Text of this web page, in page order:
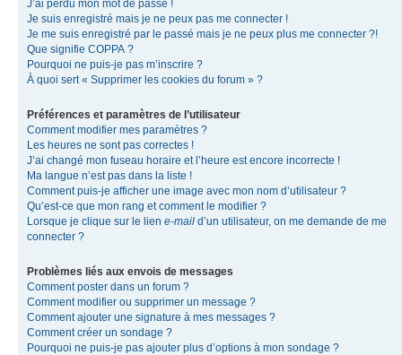
J’ai perdu mon mot de passe !
Je suis enregistré mais je ne peux pas me connecter !
Je me suis enregistré par le passé mais je ne peux plus me connecter ?!
Que signifie COPPA ?
Pourquoi ne puis-je pas m’inscrire ?
À quoi sert « Supprimer les cookies du forum » ?
Préférences et paramètres de l’utilisateur
Comment modifier mes paramètres ?
Les heures ne sont pas correctes !
J’ai changé mon fuseau horaire et l’heure est encore incorrecte !
Ma langue n’est pas dans la liste !
Comment puis-je afficher une image avec mon nom d’utilisateur ?
Qu’est-ce que mon rang et comment le modifier ?
Lorsque je clique sur le lien e-mail d’un utilisateur, on me demande de me
connecter ?
Problèmes liés aux envois de messages
Comment poster dans un forum ?
Comment modifier ou supprimer un message ?
Comment ajouter une signature à mes messages ?
Comment créer un sondage ?
Pourquoi ne puis-je pas ajouter plus d’options à mon sondage ?